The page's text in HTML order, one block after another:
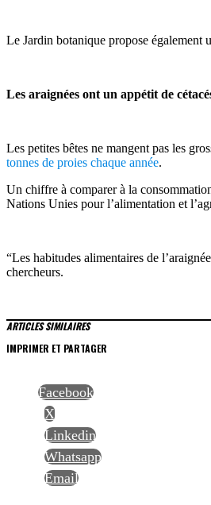
Le Jardin botanique propose également
Les araignées ont un appétit de
Les petites bêtes ne mangent pas les
tonnes de proies chaque année.
Un chiffre à comparer à la
Nations Unies pour l’alimentation et
“Les habitudes alimentaires de
chercheurs.
ARTICLES SIMILAIRES
IMPRIMER ET PARTAGER
Facebook
X
Linkedin
Whatsapp
Email